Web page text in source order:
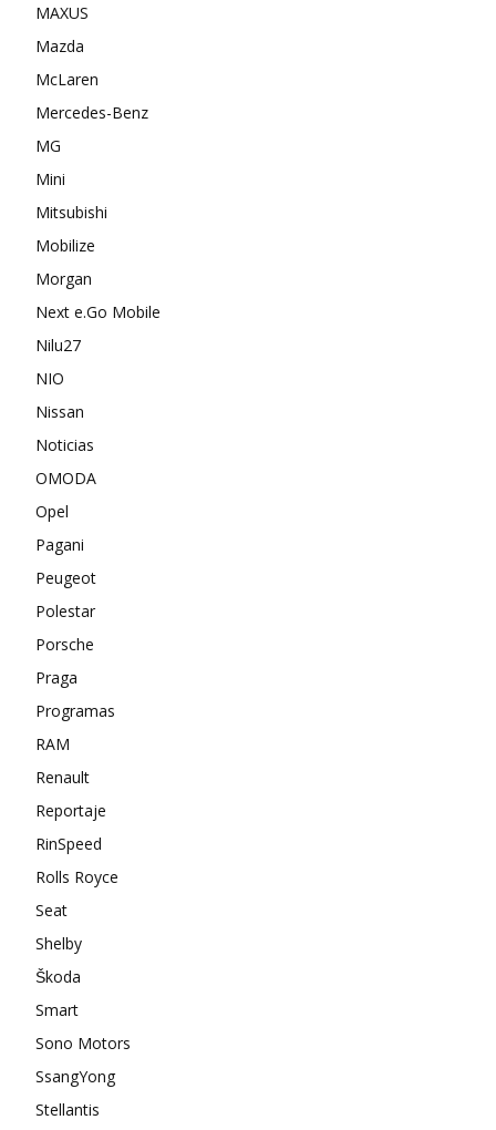
MAXUS
Mazda
McLaren
Mercedes-Benz
MG
Mini
Mitsubishi
Mobilize
Morgan
Next e.Go Mobile
Nilu27
NIO
Nissan
Noticias
OMODA
Opel
Pagani
Peugeot
Polestar
Porsche
Praga
Programas
RAM
Renault
Reportaje
RinSpeed
Rolls Royce
Seat
Shelby
Škoda
Smart
Sono Motors
SsangYong
Stellantis